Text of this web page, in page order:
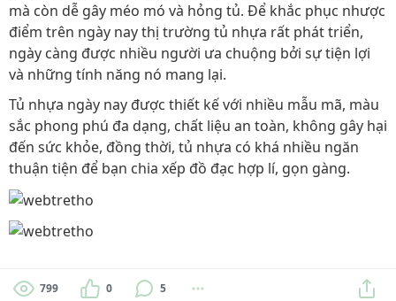
mà còn dễ gây méo mó và hỏng tủ. Để khắc phục nhược
điểm trên ngày nay thị trường tủ nhựa rất phát triển,
ngày càng được nhiều người ưa chuộng bởi sự tiện lợi
và những tính năng nó mang lại.
Tủ nhựa ngày nay được thiết kế với nhiều mẫu mã, màu
sắc phong phú đa dạng, chất liệu an toàn, không gây hại
đến sức khỏe, đồng thời, tủ nhựa có khá nhiều ngăn
thuận tiện để bạn chia xếp đồ đạc hợp lí, gọn gàng.
799 0 5